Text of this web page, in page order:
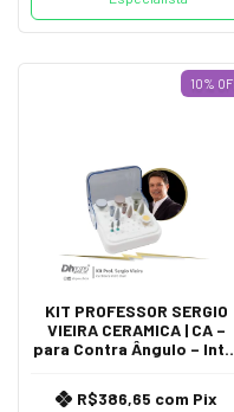
10%
KIT PROFESSOR SERGIO
VIEIRA CERAMICA | CA –
para Contra Ângulo –
R$386,65 com Pix